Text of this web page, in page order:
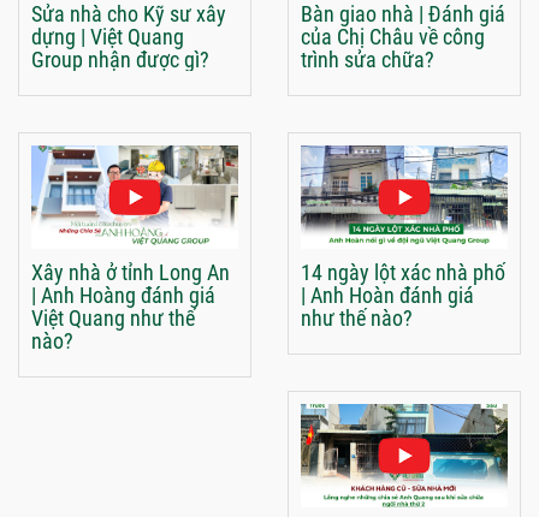
Sửa nhà cho Kỹ sư xây
dựng | Việt Quang
Group nhận được gì?
Bàn giao nhà | Đánh giá
của Chị Châu về công
trình sửa chữa?
Xây nhà ở tỉnh Long An
| Anh Hoàng đánh giá
Việt Quang như thế
nào?
14 ngày lột xác nhà phố
| Anh Hoàn đánh giá
như thế nào?